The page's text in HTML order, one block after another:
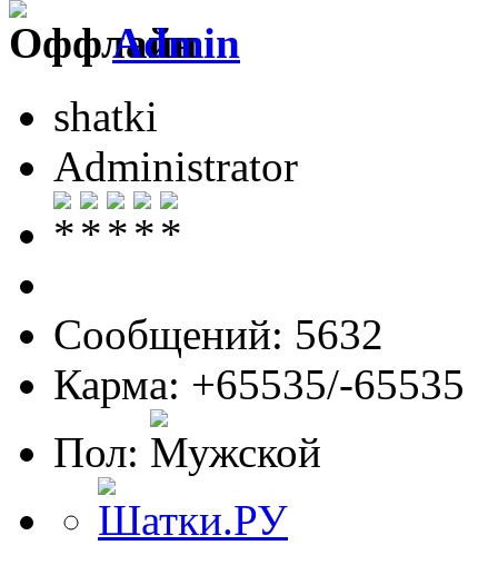
Admin
shatki
Administrator
Сообщений: 5632
Карма: +65535/-65535
Пол: